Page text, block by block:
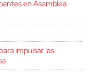
en Asamblea
impulsar las